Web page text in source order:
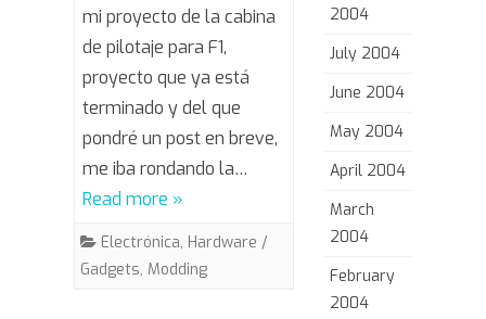
Transducer
mi proyecto de la cabina
de pilotaje para F1,
proyecto que ya está
terminado y del que
pondré un post en breve,
me iba rondando la…
Read more »
Electrónica, Hardware /
Gadgets, Modding
2004
July 2004
June 2004
May 2004
April 2004
March
2004
February
2004